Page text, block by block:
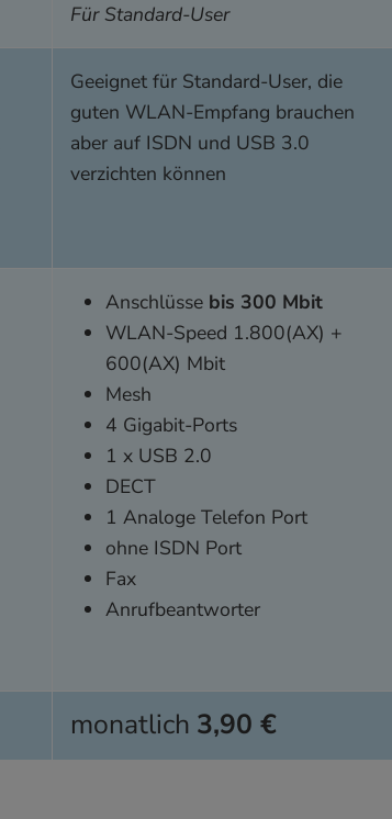
Für Standard-User
Geeignet für Standard-User, die
guten WLAN-Empfang brauchen
aber auf ISDN und USB 3.0
verzichten können
Anschlüsse bis 300 Mbit
WLAN-Speed 1.800(AX) +
600(AX) Mbit
Mesh
4 Gigabit-Ports
1 x USB 2.0
DECT
1 Analoge Telefon Port
ohne ISDN Port
Fax
Anrufbeantworter
monatlich 3,90 €